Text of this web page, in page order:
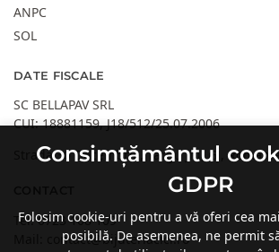
ANPC
SOL
DATE FISCALE
SC BELLAPAV SRL
CUI: 18881159, J18/512/25.07.2006
Strada 30 Decembrie, Targu Jiu, GJ, Romania
Tel:0723 108 109
contact@bijuteriacici.ro
Consimțământul
GDPR
Folosim cookie-uri pentru a vă oferi cea
posibilă. De asemenea, ne permit